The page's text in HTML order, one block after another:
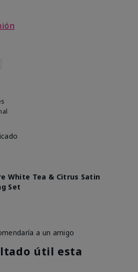
White Tea & Citrus Satin
Set
a un amigo
útil esta